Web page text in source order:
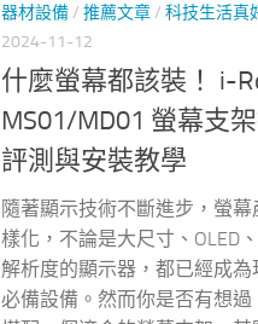
器材設備/ 推薦文章/ 科技生活真
2024-11-12
什麼螢幕都該裝！ i-
MS01/MD01 螢幕支
評測與安裝教學
隨著顯示技術不斷進步，螢
樣化，不論是大尺寸、OLED
解析度的顯示器，都已經成
必備設備。然而你是否有想過